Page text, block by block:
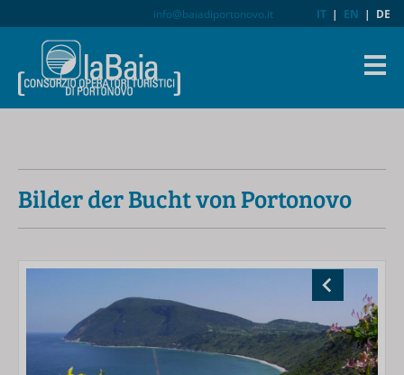
info@baiadiportonovo.it IT | EN | DE
Bilder der Bucht von Portonovo